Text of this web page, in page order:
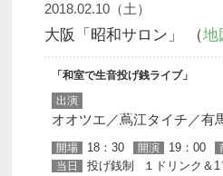
2018.02.10（土）
大阪「昭和サロン」 （地
「和室で生音投げ銭ライブ」
出演
オオツエ／蔦江タイチ／有
開場 18：30 開演 19：00
当日 投げ銭制
１ドリンク＆